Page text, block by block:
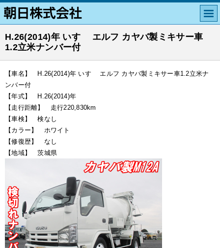
H.26(2014)年 いすゞ エルフ カヤバ製ミキサー車
1.2立米ナンバー付
【車名】 H.26(2014)年 いすゞ エルフ カヤバ製ミキサー車1.2立米ナ
ンバー付
【年式】 H.26(2014)年
【走行距離】 走行220,830km
【車検】 検なし
【カラー】 ホワイト
【修復歴】 なし
【地域】 茨城県